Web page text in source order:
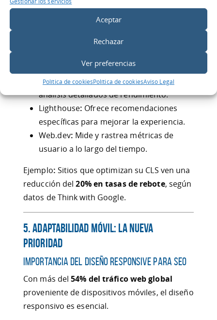
Aceptar
Rechazar
Ver preferencias
Política de cookiesPolítica de cookiesAviso Legal
la estabilidad visual del contenido. Un
Google PageSpeed Insights:Proporciona
análisis detallados de rendimiento.
Lighthouse: Ofrece recomendaciones
específicas para mejorar la experiencia.
Web.dev: Mide y rastrea métricas de
usuario a lo largo del tiempo.
Ejemplo: Sitios que optimizan su CLS ven una
reducción del20% en tasas de rebote, según
datos de Think with Google.
5. Adaptabilidad Móvil: La Nueva
Prioridad
Importancia del Diseño Responsive para SEO
Con más del54% del tráfico web global
proveniente de dispositivos móviles, el diseño
responsivo es esencial.